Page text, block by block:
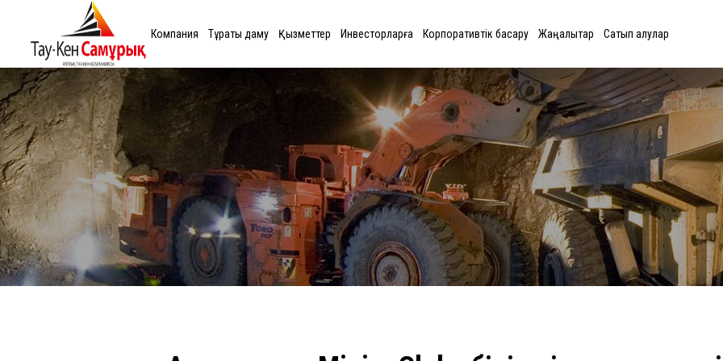
Компания Тұрақты даму Қызметтер Инвесторларға Корпоративтік басқару Жаңалықтар Сатып алулар